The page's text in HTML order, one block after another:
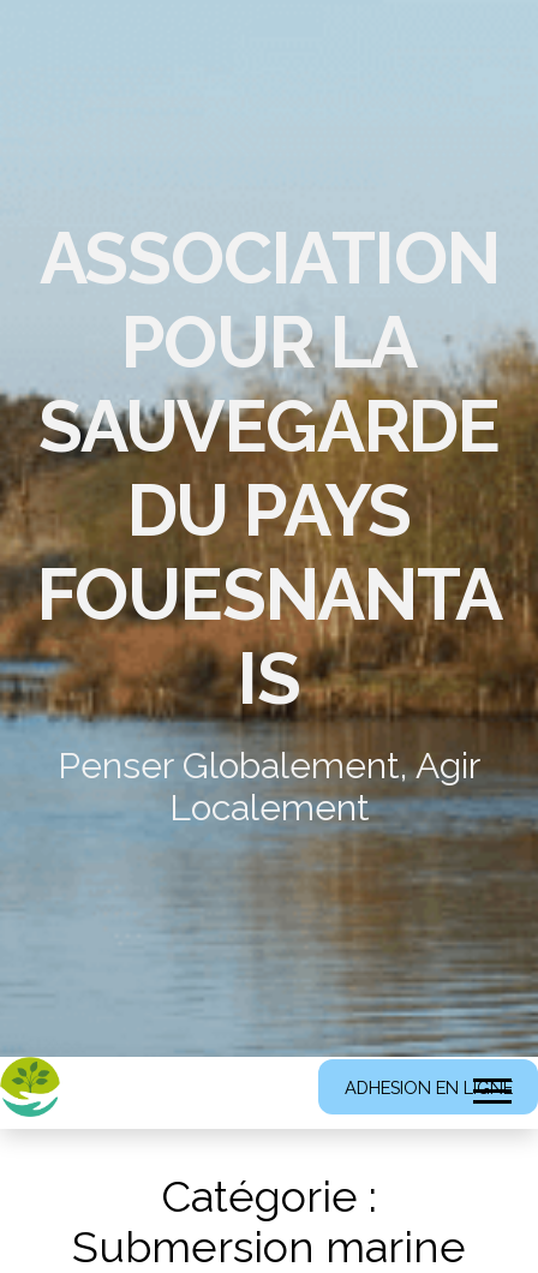
ASSOCIATION
POUR LA
SAUVEGARDE
DU PAYS
FOUESNANTA
IS
Penser Globalement, Agir
Localement
ADHESION EN LIGNE
Catégorie :
Submersion marine